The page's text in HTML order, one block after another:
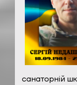
санаторній